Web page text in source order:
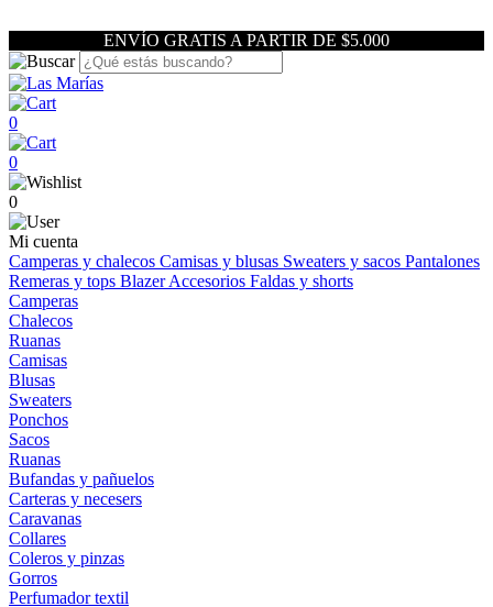
ENVÍO GRATIS A PARTIR DE $5.000
0
0
0
Mi cuenta
Camperas y chalecos Camisas y blusas Sweaters y sacos Pantalones
Remeras y tops BlazerAccesorios Faldas y shorts
Camperas
Chalecos
Ruanas
Camisas
Blusas
Sweaters
Ponchos
Sacos
Ruanas
Bufandas y pañuelos
Carteras y necesers
Caravanas
Collares
Coleros y pinzas
Gorros
Perfumador textil